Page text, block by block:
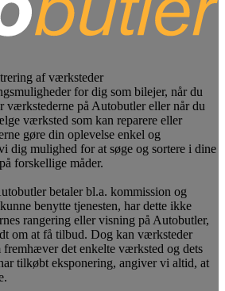
af værksteder
for dig som bilejer, når du
værkstederne på Autobutler eller når du
værksted som kan reparere eller
gøre din oplevelse enkel og
dig mulighed for at søge og sortere i dine
forskellige måder.
betaler bl.a. kommission og
benytte tjenesten, har dette ikke
rangering eller visning på Autobutler,
om at få tilbud. Dog kan værksteder
det enkelte værksted og dets
tilkøbt eksponering, angiver vi altid, at